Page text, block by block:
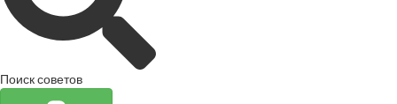
Поиск советов